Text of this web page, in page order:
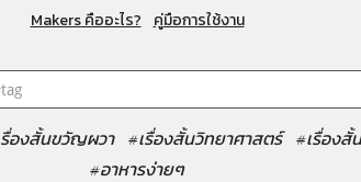
Makers คืออะไร? คู่มือการใช้งาน
รื่องสั้นขวัญผวา #เรื่องสั้นวิทยาศาสตร์ #เรื่องสั้
#อาหารง่ายๆ